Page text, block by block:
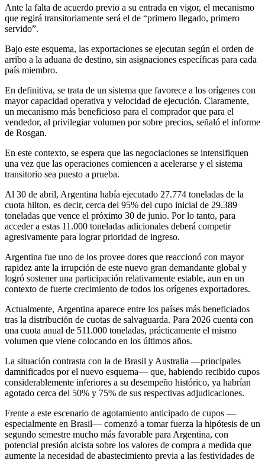
Ante la falta de acuerdo previo a su entrada en vigor, el mecanismo
que regirá transitoriamente será el de “primero llegado, primero
servido”.
Bajo este esquema, las exportaciones se ejecutan según el orden de
arribo a la aduana de destino, sin asignaciones específicas para cada
país miembro.
En definitiva, se trata de un sistema que favorece a los orígenes con
mayor capacidad operativa y velocidad de ejecución. Claramente,
un mecanismo más beneficioso para el comprador que para el
vendedor, al privilegiar volumen por sobre precios, señaló el informe
de Rosgan.
En este contexto, se espera que las negociaciones se intensifiquen
una vez que las operaciones comiencen a acelerarse y el sistema
transitorio sea puesto a prueba.
Al 30 de abril, Argentina había ejecutado 27.774 toneladas de la
cuota hilton, es decir, cerca del 95% del cupo inicial de 29.389
toneladas que vence el próximo 30 de junio. Por lo tanto, para
acceder a estas 11.000 toneladas adicionales deberá competir
agresivamente para lograr prioridad de ingreso.
Argentina fue uno de los provee dores que reaccionó con mayor
rapidez ante la irrupción de este nuevo gran demandante global y
logró sostener una participación relativamente estable, aun en un
contexto de fuerte crecimiento de todos los orígenes exportadores.
Actualmente, Argentina aparece entre los países más beneficiados
tras la distribución de cuotas de salvaguarda. Para 2026 cuenta con
una cuota anual de 511.000 toneladas, prácticamente el mismo
volumen que viene colocando en los últimos años.
La situación contrasta con la de Brasil y Australia —principales
damnificados por el nuevo esquema— que, habiendo recibido cupos
considerablemente inferiores a su desempeño histórico, ya habrían
agotado cerca del 50% y 75% de sus respectivas adjudicaciones.
Frente a este escenario de agotamiento anticipado de cupos —
especialmente en Brasil— comenzó a tomar fuerza la hipótesis de un
segundo semestre mucho más favorable para Argentina, con
potencial presión alcista sobre los valores de compra a medida que
aumente la necesidad de abastecimiento previa a las festividades de